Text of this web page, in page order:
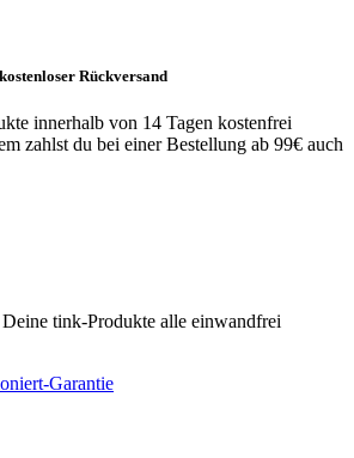
Rückversand
innerhalb von 14 Tagen kostenfrei
zahlst du bei einer Bestellung ab 99€ auch
Deine tink-Produkte alle einwandfrei
Garantie